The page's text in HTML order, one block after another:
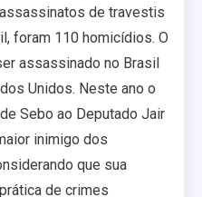
de travestis
foram 110 homicídios. O
assassinado no Brasil
Unidos. Neste ano o
Sebo ao Deputado Jair
inimigo dos
que sua
de crimes